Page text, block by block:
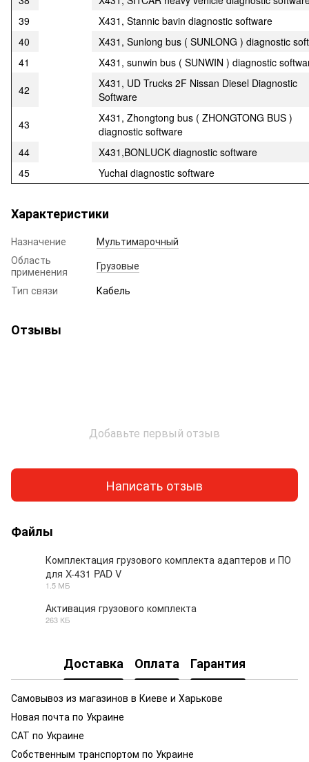
39
X431, Stannic bavin diagnostic software
40
X431, Sunlong bus ( SUNLONG ) diagnostic
41
X431, sunwin bus ( SUNWIN ) diagnostic
42
X431, UD Trucks 2F Nissan Diesel Diagnostic
Software
43
X431, Zhongtong bus ( ZHONGTONG BUS )
diagnostic software
44
X431,BONLUCK diagnostic software
45
Yuchai diagnostic software
Характеристики
Назначение
Мультимарочный
Область
применения
Грузовые
Тип связи
Кабель
Отзывы
Добавьте первый отзыв
Написать отзыв
Файлы
Комплектация грузового комплекта адаптеров и ПО
для X-431 PAD V
1.5 МБ
Активация грузового комплекта
263 КБ
Доставка Оплата Гарантия
Самовывоз из магазинов в Киеве и Харькове
Новая почта по Украине
САТ по Украине
Собственным транспортом по Украине